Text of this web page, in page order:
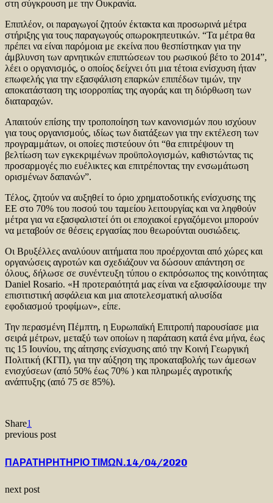
στη σύγκρουση με την Ουκρανία.
Επιπλέον, οι παραγωγοί ζητούν έκτακτα και προσωρινά μέτρα
στήριξης για τους παραγωγούς οπωροκηπευτικών. “Τα μέτρα θα
πρέπει να είναι παρόμοια με εκείνα που θεσπίστηκαν για την
άμβλυνση των αρνητικών επιπτώσεων του ρωσικού βέτο το 2014”,
λέει ο οργανισμός, ο οποίος δείχνει ότι μια τέτοια ενίσχυση ήταν
επωφελής για την εξασφάλιση επαρκών επιπέδων τιμών, την
αποκατάσταση της ισορροπίας της αγοράς και τη διόρθωση των
διαταραχών.
Απαιτούν επίσης την τροποποίηση των κανονισμών που ισχύουν
για τους οργανισμούς, ιδίως των διατάξεων για την εκτέλεση των
προγραμμάτων, οι οποίες πιστεύουν ότι “θα επιτρέψουν τη
βελτίωση των εγκεκριμένων προϋπολογισμών, καθιστώντας τις
προσαρμογές πιο ευέλικτες και επιτρέποντας την ενσωμάτωση
ορισμένων δαπανών”.
Τέλος, ζητούν να αυξηθεί το όριο χρηματοδοτικής ενίσχυσης της
ΕΕ στο 70% του ποσού του ταμείου λειτουργίας και να ληφθούν
μέτρα για να εξασφαλιστεί ότι οι εποχιακοί εργαζόμενοι μπορούν
να μεταβούν σε θέσεις εργασίας που θεωρούνται ουσιώδεις.
Οι Βρυξέλλες αναλύουν αιτήματα που προέρχονται από χώρες και
οργανώσεις αγροτών και σχεδιάζουν να δώσουν απάντηση σε
όλους, δήλωσε σε συνέντευξη τύπου ο εκπρόσωπος της κοινότητας
Daniel Rosario. «Η προτεραιότητά μας είναι να εξασφαλίσουμε την
επισιτιστική ασφάλεια και μια αποτελεσματική αλυσίδα
εφοδιασμού τροφίμων», είπε.
Την περασμένη Πέμπτη, η Ευρωπαϊκή Επιτροπή παρουσίασε μια
σειρά μέτρων, μεταξύ των οποίων η παράταση κατά ένα μήνα, έως
τις 15 Ιουνίου, της αίτησης ενίσχυσης από την Κοινή Γεωργική
Πολιτική (ΚΓΠ), για την αύξηση της προκαταβολής των άμεσων
ενισχύσεων (από 50% έως 70% ) και πληρωμές αγροτικής
ανάπτυξης (από 75 σε 85%).
Share1
previous post
ΠΑΡΑΤΗΡΗΤΗΡΙΟ ΤΙΜΩΝ.14/04/2020
next post